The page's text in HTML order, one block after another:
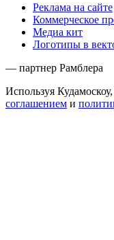
Реклама на сайте
Коммерческое
Медиа кит
Логотипы в
— партнер Рамблера
Используя
соглашением и